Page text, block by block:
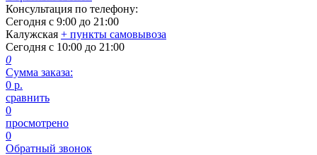
Консультация по телефону:
Сегодня с 9:00 до 21:00
Калужская + пункты самовывоза
Сегодня с 10:00 до 21:00
0
Сумма заказа:
0 р.
сравнить
0
просмотрено
0
Обратный звонок